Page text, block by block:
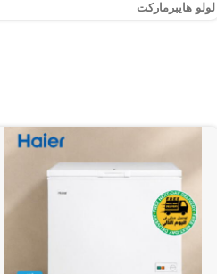
لولو هايبرماركت